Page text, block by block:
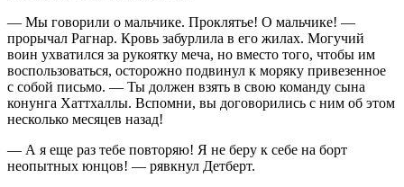
— Мы говорили о мальчике. Проклятье! О мальчике! —
прорычал Рагнар. Кровь забурлила в его жилах. Могучий
воин ухватился за рукоятку меча, но вместо того, чтобы им
воспользоваться, осторожно подвинул к моряку привезенное
с собой письмо. — Ты должен взять в свою команду сына
конунга Хаттхаллы. Вспомни, вы договорились с ним об этом
несколько месяцев назад!
— А я еще раз тебе повторяю! Я не беру к себе на борт
неопытных юнцов! — рявкнул Детберт.